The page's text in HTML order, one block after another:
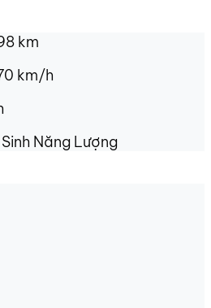
km
km/h
Năng Lượng